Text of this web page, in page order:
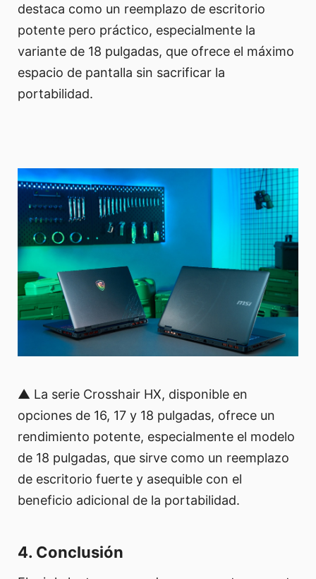
destaca como un reemplazo de escritorio
potente pero práctico, especialmente la
variante de 18 pulgadas, que ofrece el máximo
espacio de pantalla sin sacrificar la
portabilidad.
▲ La serie Crosshair HX, disponible en
opciones de 16, 17 y 18 pulgadas, ofrece un
rendimiento potente, especialmente el modelo
de 18 pulgadas, que sirve como un reemplazo
de escritorio fuerte y asequible con el
beneficio adicional de la portabilidad.
4. Conclusión